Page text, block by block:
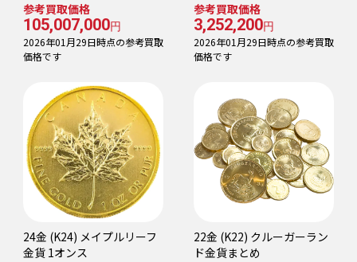
参考買取価格
105,007,000円
2026年01月29日時点の参考買取
価格です
参考買取価格
3,252,200円
2026年01月29日時点の参考買取
価格です
24金 (K24) メイプルリーフ
金貨 1オンス
22金 (K22) クルーガーラン
ド金貨まとめ